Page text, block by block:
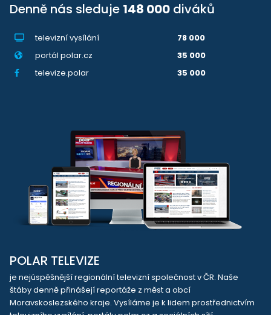
Denně nás sleduje 148 000 diváků
televizní vysílání
78 000
portál polar.cz
35 000
televize.polar
35 000
POLAR TELEVIZE
je nejúspěšnější regionální televizní společnost v ČR. Naše
štáby denně přinášejí reportáže z měst a obcí
Moravskoslezského kraje. Vysíláme je k lidem prostřednictvím